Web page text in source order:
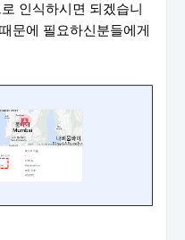
인식하시면 되겠습니
문에 필요하신분들에게